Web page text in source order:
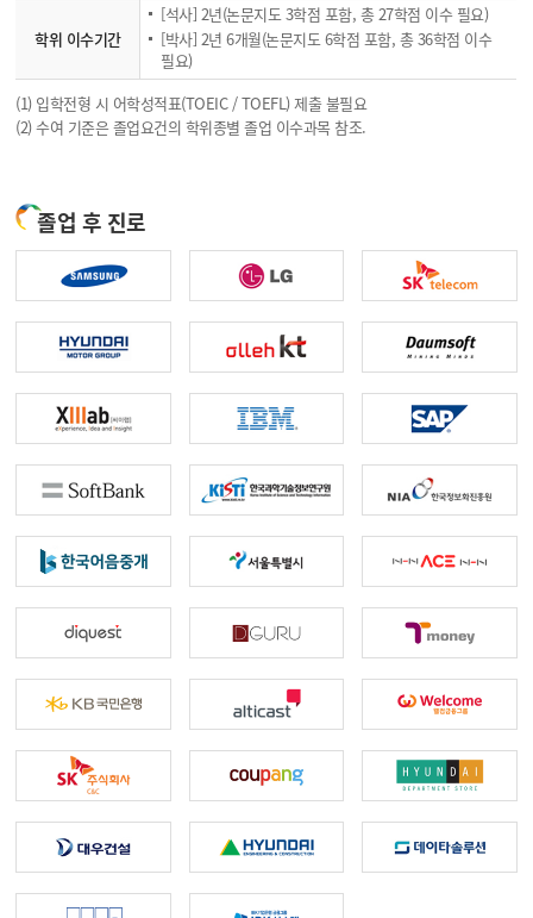
학위 이수기간
[석사] 2년(논문지도 3학점 포함, 총 27학점 이수 필요)
[박사] 2년 6개월(논문지도 6학점 포함, 총 36학점 이수
필요)
(1) 입학전형 시 어학성적표(TOEIC / TOEFL) 제출 불필요
(2) 수여 기준은 졸업요건의 학위종별 졸업 이수과목 참조.
졸업 후 진로